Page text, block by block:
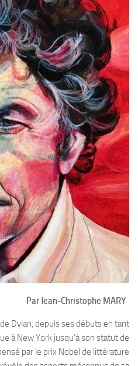
Par Jean-Christophe MARY
Dylan, depuis ses débuts en tant
à New York jusqu’à son statut de
par le prix Nobel de littérature